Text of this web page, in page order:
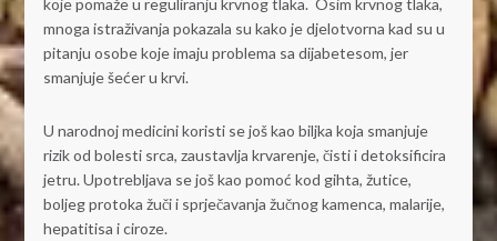
mnoga istraživanja pokazala su kako je djelotvorna kad su u
pitanju osobe koje imaju problema sa dijabetesom, jer
smanjuje šećer u krvi.
U narodnoj medicini koristi se još kao biljka koja smanjuje
rizik od bolesti srca, zaustavlja krvarenje, čisti i detoksificira
jetru. Upotrebljava se još kao pomoć kod gihta, žutice,
boljeg protoka žuči i sprječavanja žučnog kamenca, malarije,
hepatitisa i ciroze.